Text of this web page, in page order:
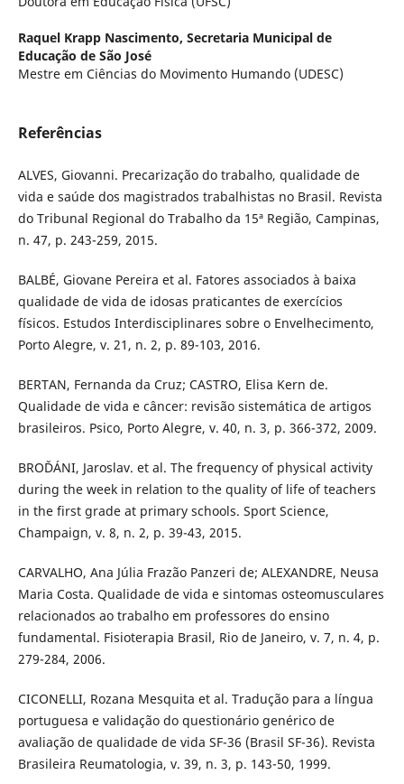
Raquel Krapp Nascimento, Secretaria Municipal de
Educação de São José
Mestre em Ciências do Movimento Humando (UDESC)
Referências
ALVES, Giovanni. Precarização do trabalho, qualidade de
vida e saúde dos magistrados trabalhistas no Brasil. Revista
do Tribunal Regional do Trabalho da 15ª Região, Campinas,
n. 47, p. 243-259, 2015.
BALBÉ, Giovane Pereira et al. Fatores associados à baixa
qualidade de vida de idosas praticantes de exercícios
físicos. Estudos Interdisciplinares sobre o Envelhecimento,
Porto Alegre, v. 21, n. 2, p. 89-103, 2016.
BERTAN, Fernanda da Cruz; CASTRO, Elisa Kern de.
Qualidade de vida e câncer: revisão sistemática de artigos
brasileiros. Psico, Porto Alegre, v. 40, n. 3, p. 366-372, 2009.
BROĎÁNI, Jaroslav. et al. The frequency of physical activity
during the week in relation to the quality of life of teachers
in the first grade at primary schools. Sport Science,
Champaign, v. 8, n. 2, p. 39-43, 2015.
CARVALHO, Ana Júlia Frazão Panzeri de; ALEXANDRE, Neusa
Maria Costa. Qualidade de vida e sintomas osteomusculares
relacionados ao trabalho em professores do ensino
fundamental. Fisioterapia Brasil, Rio de Janeiro, v. 7, n. 4, p.
279-284, 2006.
CICONELLI, Rozana Mesquita et al. Tradução para a língua
portuguesa e validação do questionário genérico de
avaliação de qualidade de vida SF-36 (Brasil SF-36). Revista
Brasileira Reumatologia, v. 39, n. 3, p. 143-50, 1999.